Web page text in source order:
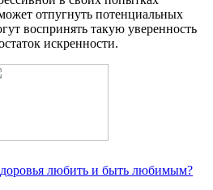
отпугнуть потенциальных
воспринять такую уверенность
искренности.
любить и быть любимым?